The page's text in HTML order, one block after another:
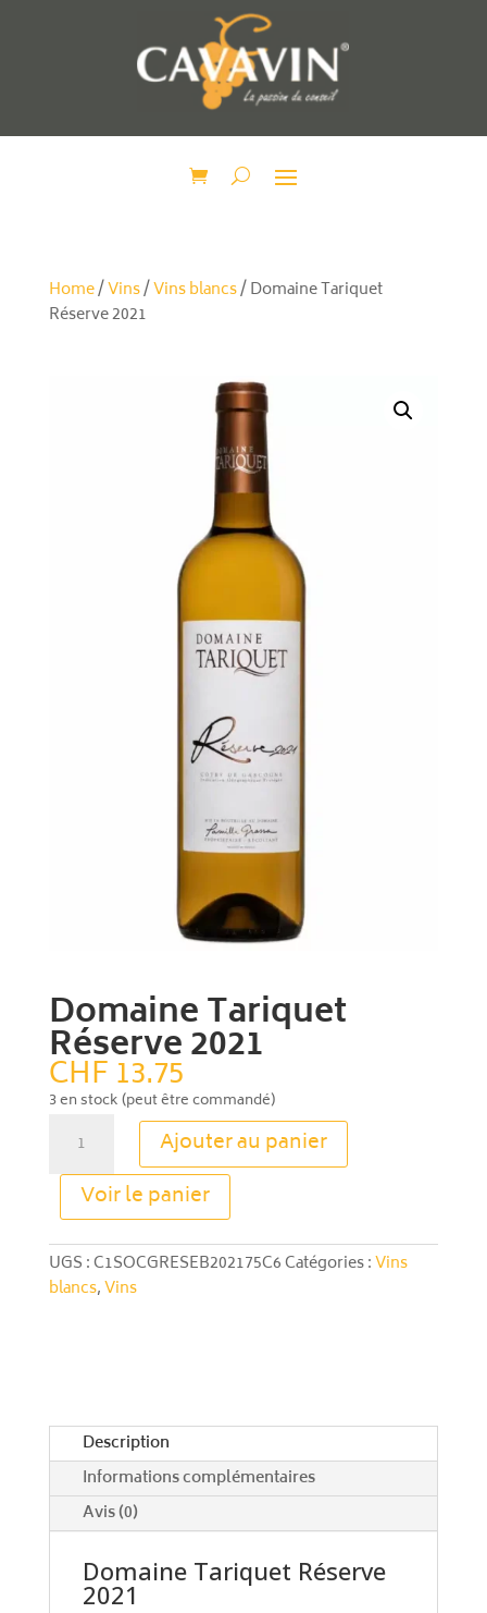
Home/Vins/Vins blancs/ Domaine Tariquet
Réserve 2021
Domaine Tariquet
Réserve 2021
CHF13.75
3 en stock (peut être commandé)
Domaine
Tariquet
Réserve
2021
Ajouter au panier
Voir le panier
A
l
e
:
UGS :C1SOCGRESEB202175C6Catégories :Vins
blancs,Vins
Description
Informations complémentaires
Avis (0)
Domaine Tariquet Réserve
2021